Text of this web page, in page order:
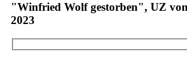
"Winfried Wolf gestorben", UZ
2023